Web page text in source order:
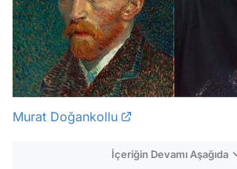
Murat Doğankollu
İçeriğin Devamı Aşağıda